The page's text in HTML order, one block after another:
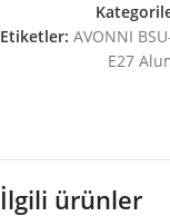
Etiketler: AVONNI
E27
İlgili ürünler